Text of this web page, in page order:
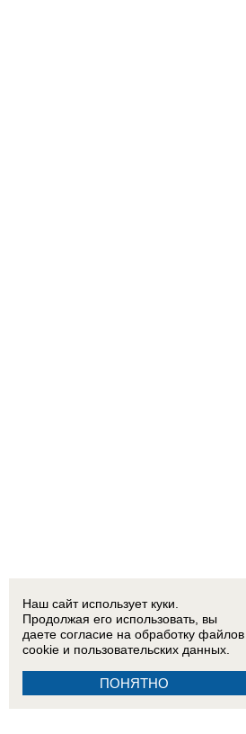
Наш сайт использует куки.
Продолжая его использовать, вы
даете согласие на обработку файлов
cookie и пользовательских данных.
ПОНЯТНО